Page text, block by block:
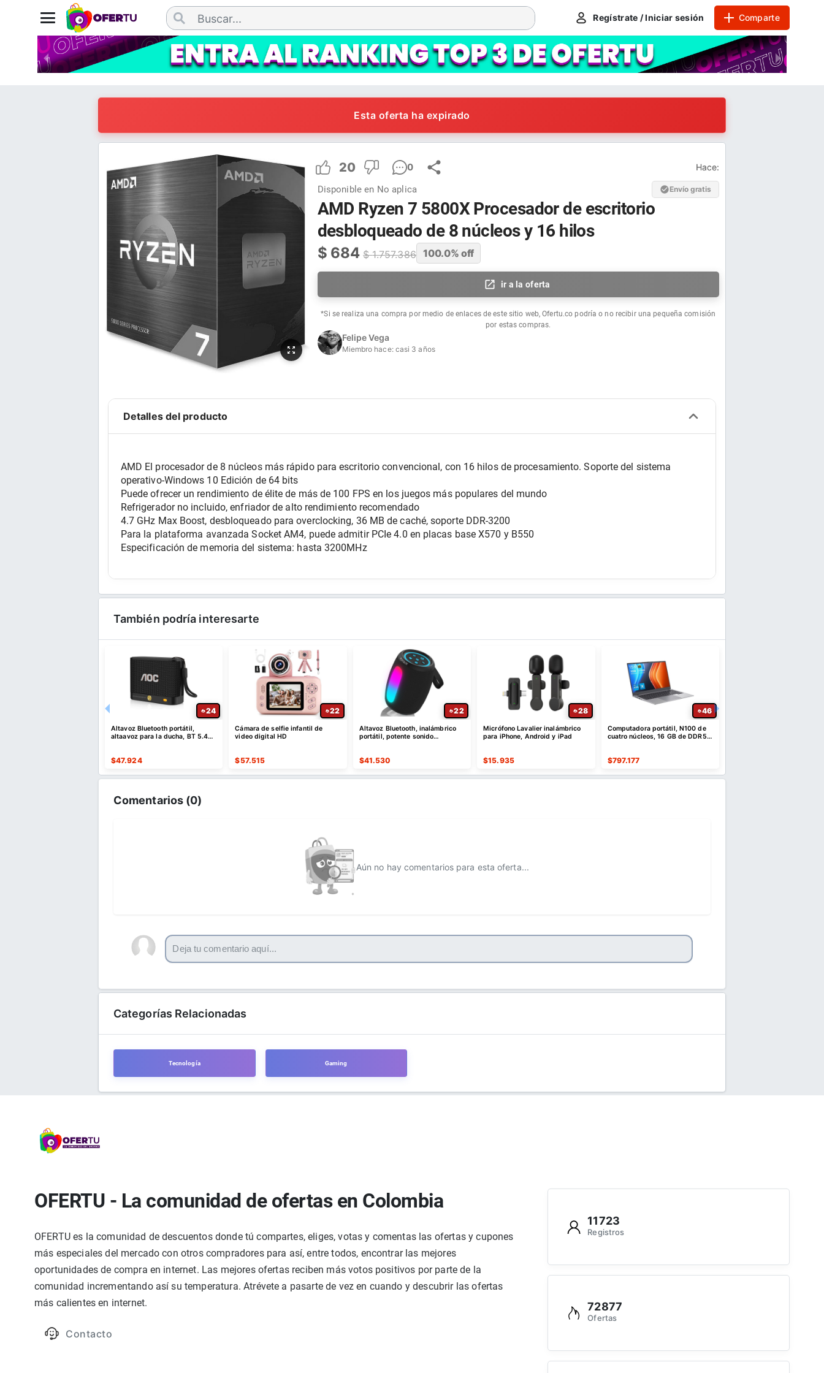
Regístrate / Iniciar sesión Comparte
Esta oferta ha expirado
20 0 Hace:
Disponible en No aplica Envío gratis
AMD Ryzen 7 5800X Procesador de escritorio
desbloqueado de 8 núcleos y 16 hilos
$ 684 $1.757.386 100.0% off
ir a la oferta
*Si se realiza una compra por medio de enlaces de este sitio web, Ofertu.co podría o no recibir una pequeña comisión
por estas compras.
Felipe Vega
Miembro hace: casi 3 años
Detalles del producto
AMD El procesador de 8 núcleos más rápido para escritorio convencional, con 16 hilos de procesamiento. Soporte del sistema
operativo-Windows 10 Edición de 64 bits
Puede ofrecer un rendimiento de élite de más de 100 FPS en los juegos más populares del mundo
Refrigerador no incluido, enfriador de alto rendimiento recomendado
4.7 GHz Max Boost, desbloqueado para overclocking, 36 MB de caché, soporte DDR-3200
Para la plataforma avanzada Socket AM4, puede admitir PCIe 4.0 en placas base X570 y B550
Especificación de memoria del sistema: hasta 3200MHz
También podría interesarte
24
Altavoz Bluetooth portátil,
altaavoz para la ducha, BT 5.4
$47.924
22
Cámara de selfie infantil de
video digital HD
$57.515
22
Altavoz Bluetooth, inalámbrico
portátil, potente sonido
$41.530
28
Micrófono Lavalier inalámbrico
para iPhone, Android y iPad
$15.935
46
Computadora portátil, N100 de
cuatro núcleos, 16 GB de DDR5 y
$797.177
Comentarios (0)
Aún no hay comentarios para esta oferta...
Categorías Relacionadas
Tecnología Gaming
OFERTU - La comunidad de ofertas en Colombia
OFERTU es la comunidad de descuentos donde tú compartes, eliges, votas y comentas las ofertas y cupones
más especiales del mercado con otros compradores para así, entre todos, encontrar las mejores
oportunidades de compra en internet. Las mejores ofertas reciben más votos positivos por parte de la
comunidad incrementando así su temperatura. Atrévete a pasarte de vez en cuando y descubrir las ofertas
más calientes en internet.
Contacto
11723
Registros
72877
Ofertas